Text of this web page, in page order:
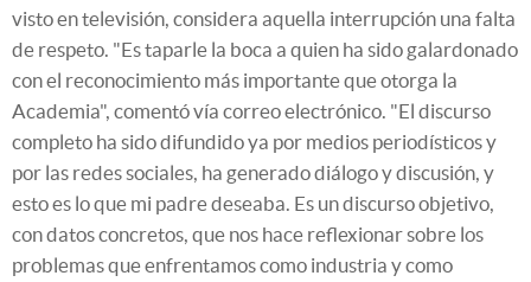
visto en televisión, considera aquella interrupción una falta
de respeto. "Es taparle la boca a quien ha sido galardonado
con el reconocimiento más importante que otorga la
Academia", comentó vía correo electrónico. "El discurso
completo ha sido difundido ya por medios periodísticos y
por las redes sociales, ha generado diálogo y discusión, y
esto es lo que mi padre deseaba. Es un discurso objetivo,
con datos concretos, que nos hace reflexionar sobre los
problemas que enfrentamos como industria y como